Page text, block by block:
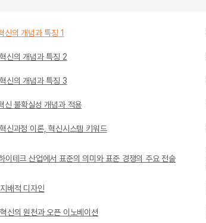
신의 개념과 특징 1
신의 개념과 특징 2
신의 개념과 특징 3
신 불확실성 개념과 적용
신과정 이론, 혁신시스템 키워드
이테크 산업에서 표준의 의미와 표준 경쟁의 주요 전술
배적 디자인
신의 원천과 오픈 이노베이션